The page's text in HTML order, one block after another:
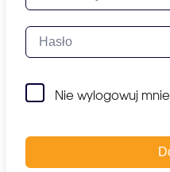
Nie wylogowuj mnie